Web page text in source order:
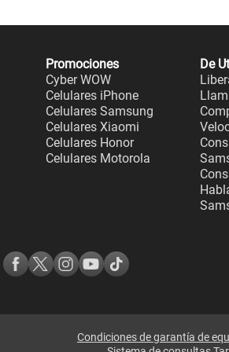
Promociones
Cyber WOW
Celulares iPhone
Celulares Samsung
Celulares Xiaomi
Celulares Honor
Celulares Motorola
De
Condiciones de garantía de